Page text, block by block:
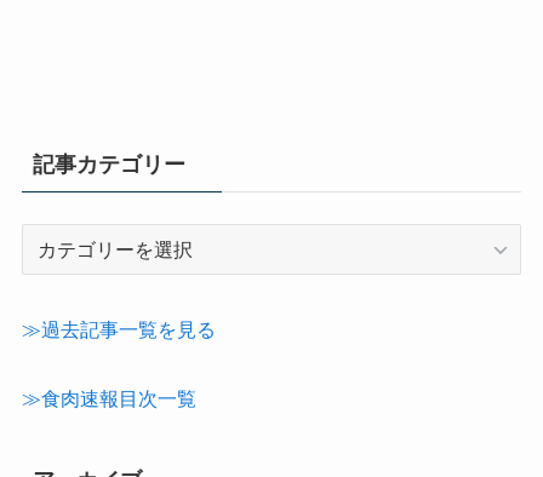
記事カテゴリー
テ
≫過去記事一覧を見る
≫食肉速報目次一覧